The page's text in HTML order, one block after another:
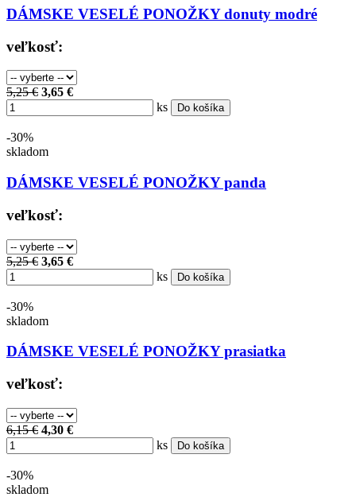
DÁMSKE VESELÉ PONOŽKY donuty modré
veľkosť:
5,25 € 3,65 €
ks
Do košíka
-30%
skladom
DÁMSKE VESELÉ PONOŽKY panda
veľkosť:
5,25 € 3,65 €
ks
Do košíka
-30%
skladom
DÁMSKE VESELÉ PONOŽKY prasiatka
veľkosť:
6,15 € 4,30 €
ks
Do košíka
-30%
skladom